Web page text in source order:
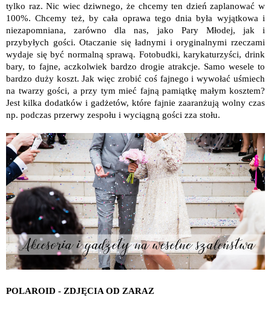
tylko raz. Nic wiec dziwnego, że chcemy ten dzień zaplanować w
100%. Chcemy też, by cała oprawa tego dnia była wyjątkowa i
niezapomniana, zarówno dla nas, jako Pary Młodej, jak i
przybyłych gości. Otaczanie się ładnymi i oryginalnymi rzeczami
wydaje się być normalną sprawą. Fotobudki, karykaturzyści, drink
bary, to fajne, aczkolwiek bardzo drogie atrakcje. Samo wesele to
bardzo duży koszt. Jak więc zrobić coś fajnego i wywołać uśmiech
na twarzy gości, a przy tym mieć fajną pamiątkę małym kosztem?
Jest kilka dodatków i gadżetów, które fajnie zaaranżują wolny czas
np. podczas przerwy zespołu i wyciągną gości zza stołu.
POLAROID - ZDJĘCIA OD ZARAZ